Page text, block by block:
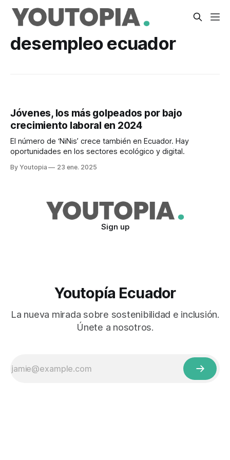
desempleo ecuador
Jóvenes, los más golpeados por bajo
crecimiento laboral en 2024
El número de ‘NiNis’ crece también en Ecuador. Hay
oportunidades en los sectores ecológico y digital.
By Youtopia 23 ene. 2025
Sign up
Youtopía Ecuador
La nueva mirada sobre sostenibilidad e inclusión.
Únete a nosotros.